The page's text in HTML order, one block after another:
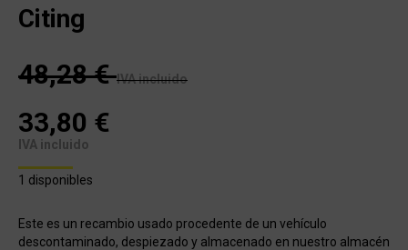
Citing
48,28€ IVA incluido
33,80 €
IVA incluido
1 disponibles
Este es un recambio usado procedente de un vehículo
descontaminado, despiezado y almacenado en nuestro almacén